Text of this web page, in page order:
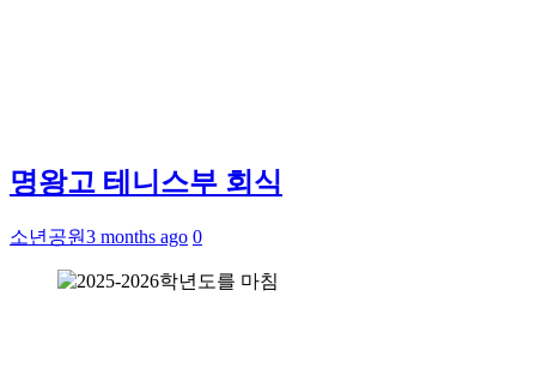
명왕고 테니스부 회식
소년공원3 months ago 0